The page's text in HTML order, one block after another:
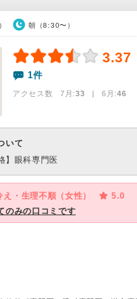
朝（8:30〜）
3.37
1件
アクセス数 7月:33 | 6月:46
いて
】 眼科専門医
え・生理不順（女性）
5.0
のみの口コミです